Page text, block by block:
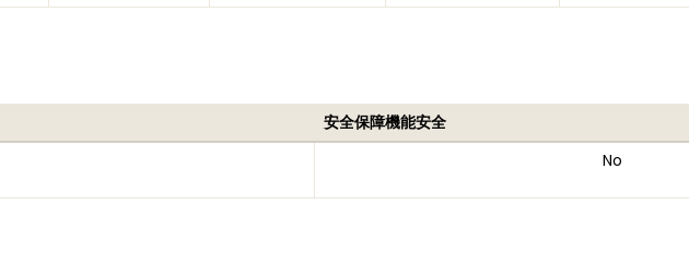
安全保障機能安全
No